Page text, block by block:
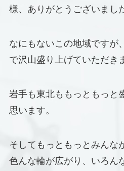
様、ありがとうございまし
なにもないこの地域ですが
で沢山盛り上げていただき
岩手も東北ももっともっと
思います。
そしてもっともっとみんな
色んな輪が広がり、いろん